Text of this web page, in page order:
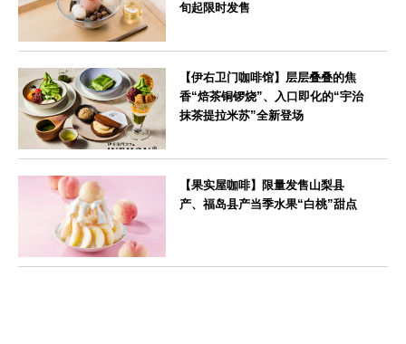
旬起限时发售
【伊右卫门咖啡馆】层层叠叠的焦
香“焙茶铜锣烧”、入口即化的“宇治
抹茶提拉米苏”全新登场
【果实屋咖啡】限量发售山梨县
产、福岛县产当季水果“白桃”甜点